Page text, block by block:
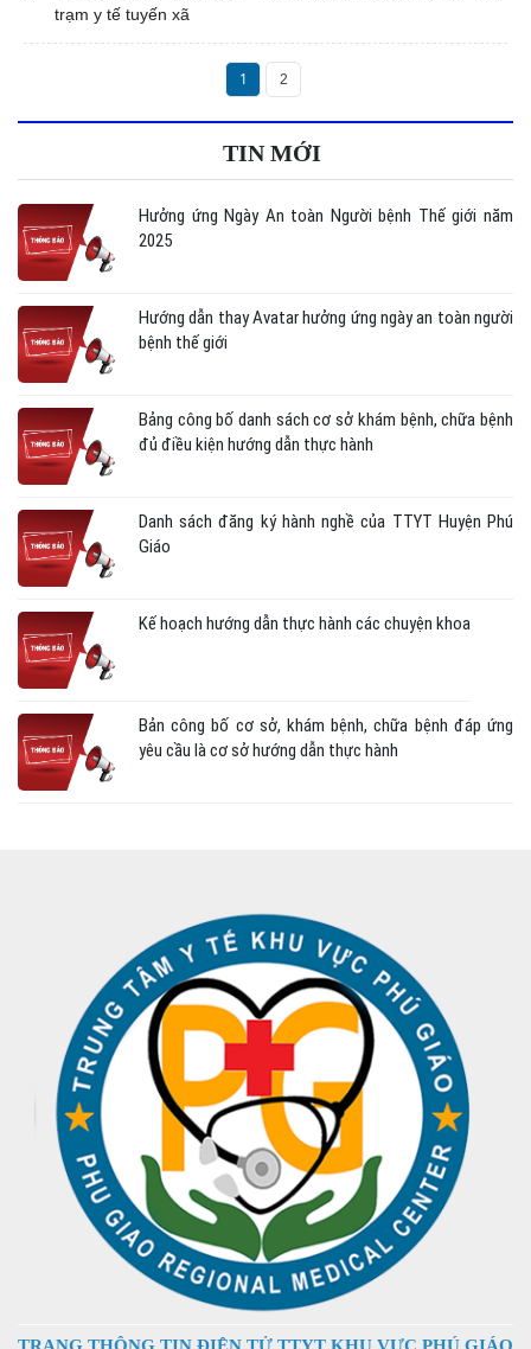
trạm y tế tuyến xã
1 2
TIN MỚI
QUYẾT ĐỊNH VỀ VIỆC CÔNG BỐ CỘNG KHAI DỰ TOÁN
VỰC PHÚ GIÁO
Hưởng ứng Ngày An toàn Người bệnh Thế giới năm
2025
Hướng dẫn thay Avatar hưởng ứng ngày an toàn người
bệnh thế giới
Bảng công bố danh sách cơ sở khám bệnh, chữa bệnh
đủ điều kiện hướng dẫn thực hành
Danh sách đăng ký hành nghề của TTYT Huyện Phú
Giáo
Kế hoạch hướng dẫn thực hành các chuyện khoa
Bản công bố cơ sở, khám bệnh, chữa bệnh đáp ứng
yêu cầu là cơ sở hướng dẫn thực hành
Thông tin thuốc YHCT năm 2025
Yêu cầu báo giá các công ty cung cấp khí oxy tại Việt
Nam
Danh mục thuốc hóa dược theo tên GENERIC tại
TTYT Phú Giáo 2025-2026
Danh mục dược liệu thuốc y học cộ truyền sử dụng tại
TTYT Phú Giáo 2024-2026
TRÍCH DẪN GIÁ DỊCH VỤ Y TẾ ÁP DỤNG GIỮA CÁC